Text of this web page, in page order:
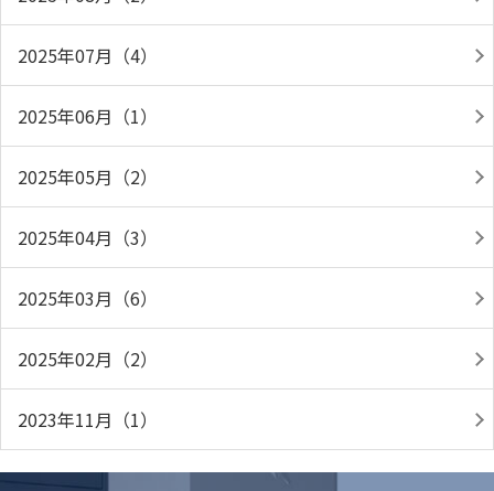
2025年07月（4）
2025年06月（1）
2025年05月（2）
2025年04月（3）
2025年03月（6）
2025年02月（2）
2023年11月（1）